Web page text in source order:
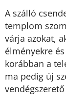
A szálló
templom
várja azokat,
élményekre
korábban a
ma pedig új